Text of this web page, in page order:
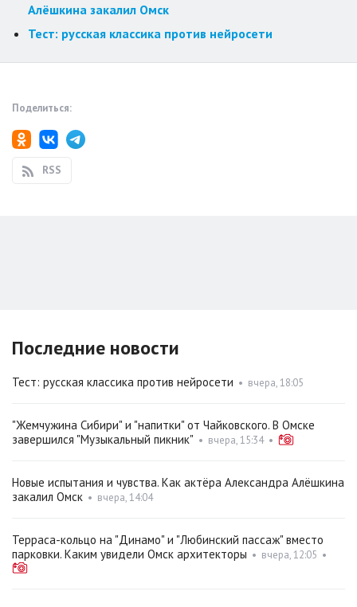
Алёшкина закалил Омск
Тест: русская классика против нейросети
Поделиться:
RSS
Последние новости
Тест: русская классика против нейросети • вчера, 18:05
"Жемчужина Сибири" и "напитки" от Чайковского. В Омске
завершился "Музыкальный пикник" • вчера, 15:34•
Новые испытания и чувства. Как актёра Александра Алёшкина
закалил Омск • вчера, 14:04
Терраса-кольцо на "Динамо" и "Любинский пассаж" вместо
парковки. Каким увидели Омск архитекторы • вчера, 12:05 •